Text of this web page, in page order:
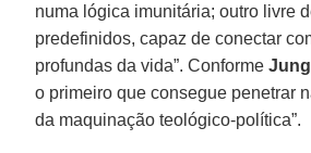
numa lógica imunitária; outro livre
predefinidos, capaz de conectar
profundas da vida”. Conforme
o primeiro que consegue penetrar
da maquinação teológico-política”.